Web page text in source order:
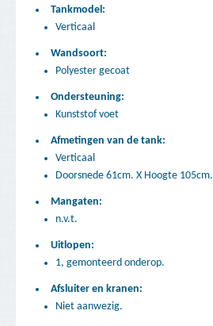
Tankmodel:
Verticaal
Wandsoort:
Polyester gecoat
Ondersteuning:
Kunststof voet
Afmetingen van de tank:
Verticaal
Doorsnede 61cm. X Hoogte 105cm.
Mangaten:
n.v.t.
Uitlopen:
1, gemonteerd onderop.
Afsluiter en kranen:
Niet aanwezig.